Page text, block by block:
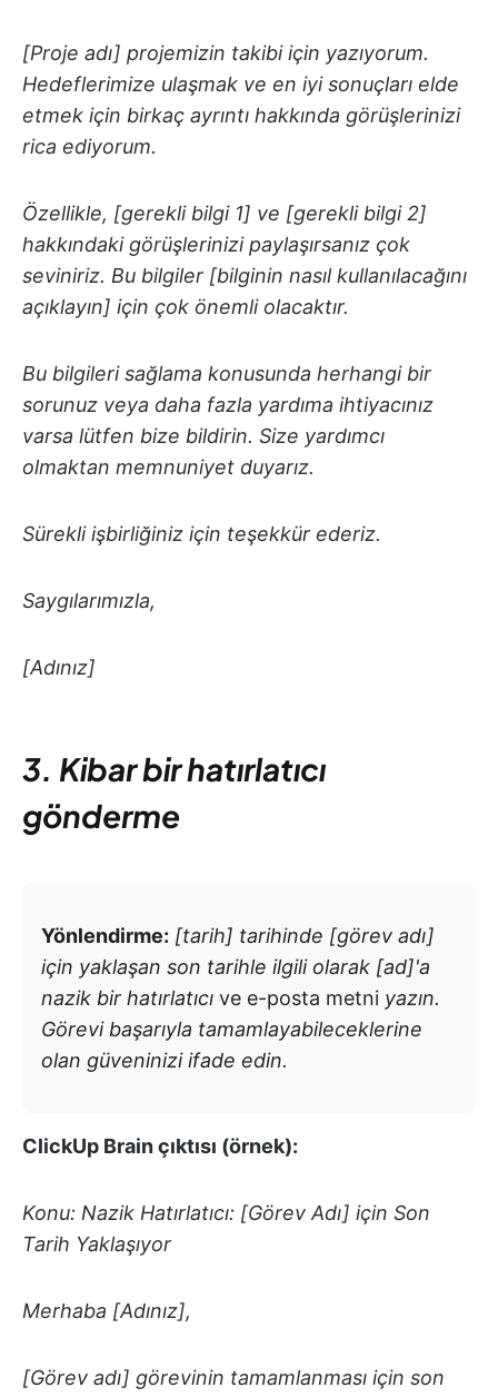
[Proje adı] projemizin takibi için yazıyorum.
Hedeflerimize ulaşmak ve en iyi sonuçları elde
etmek için birkaç ayrıntı hakkında görüşlerinizi
rica ediyorum.
Özellikle, [gerekli bilgi 1] ve [gerekli bilgi 2]
hakkındaki görüşlerinizi paylaşırsanız çok
seviniriz. Bu bilgiler [bilginin nasıl kullanılacağını
açıklayın] için çok önemli olacaktır.
Bu bilgileri sağlama konusunda herhangi bir
sorunuz veya daha fazla yardıma ihtiyacınız
varsa lütfen bize bildirin. Size yardımcı
olmaktan memnuniyet duyarız.
Sürekli işbirliğiniz için teşekkür ederiz.
Saygılarımızla,
[Adınız]
3. Kibar bir hatırlatıcı
gönderme
Yönlendirme: [tarih] tarihinde [görev adı]
için yaklaşan son tarihle ilgili olarak [ad]'a
nazik bir hatırlatıcı ve e-posta metni yazın.
Görevi başarıyla tamamlayabileceklerine
olan güveninizi ifade edin.
ClickUp Brain çıktısı (örnek):
Konu: Nazik Hatırlatıcı: [Görev Adı] için Son
Tarih Yaklaşıyor
Merhaba [Adınız],
[Görev adı] görevinin tamamlanması için son